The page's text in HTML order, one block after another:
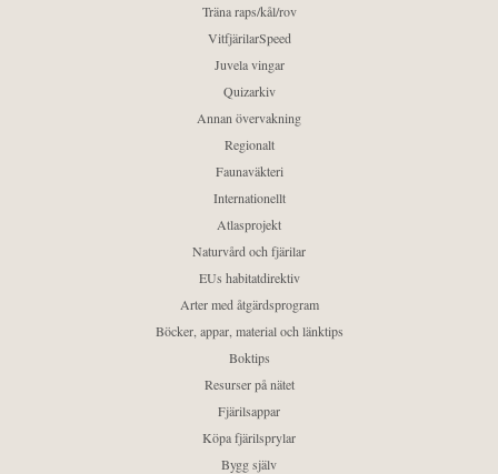
Träna raps/kål/rov
VitfjärilarSpeed
Juvela vingar
Quizarkiv
Annan övervakning
Regionalt
Faunaväkteri
Internationellt
Atlasprojekt
Naturvård och fjärilar
EUs habitatdirektiv
Arter med åtgärdsprogram
Böcker, appar, material och länktips
Boktips
Resurser på nätet
Fjärilsappar
Köpa fjärilsprylar
Bygg själv